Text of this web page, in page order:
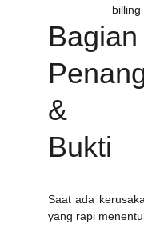
billing
&
Bukti
Saat ada
yang rapi